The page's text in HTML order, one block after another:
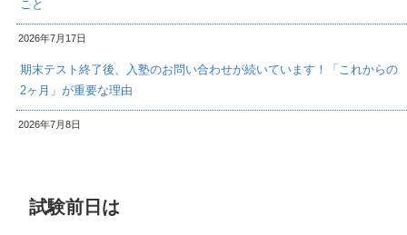
こと
2026年7月17日
期末テスト終了後、入塾のお問い合わせが続いています！「これからの
2ヶ月」が重要な理由
2026年7月8日
試験前日は